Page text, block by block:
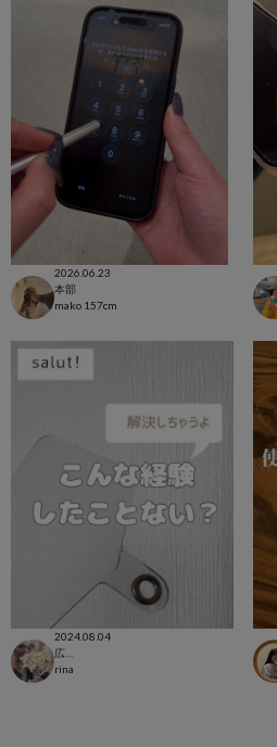
2026.06.23
本部
mako 157cm
2024.08.04
rina